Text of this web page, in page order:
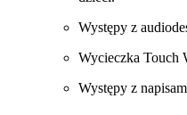
Występy z
Wycieczka Touch
Występy z